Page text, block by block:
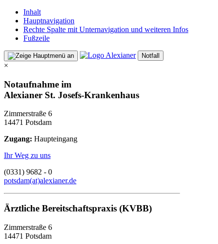
Inhalt
Hauptnavigation
Rechte Spalte mit Unternavigation und weiteren Infos
Fußzeile
Notfall
×
Notaufnahme im
Alexianer St. Josefs-Krankenhaus
Zimmerstraße 6
14471 Potsdam
Zugang: Haupteingang
Ihr Weg zu uns
(0331) 9682 - 0
potsdam(at)alexianer.de
Ärztliche Bereitschaftspraxis (KVBB)
Zimmerstraße 6
14471 Potsdam